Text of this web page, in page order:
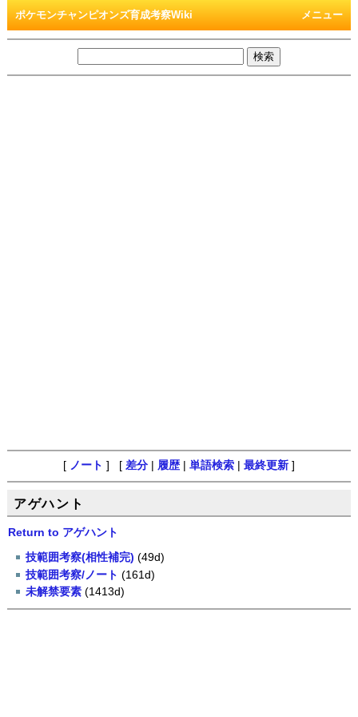
メニュー
ポケモンチャンピオンズ育成考察Wiki
[ ノート ] [ 差分 履歴 単語検索 最終更新 ]
アゲハント
Return to アゲハント
技範囲考察(相性補完) (49d)
技範囲考察/ノート (161d)
未解禁要素 (1413d)